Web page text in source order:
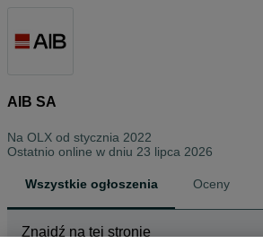
AIB SA
Na OLX od stycznia 2022
Ostatnio online w dniu 23 lipca 2026
Wszystkie ogłoszenia Oceny
Znajdź na tej stronie